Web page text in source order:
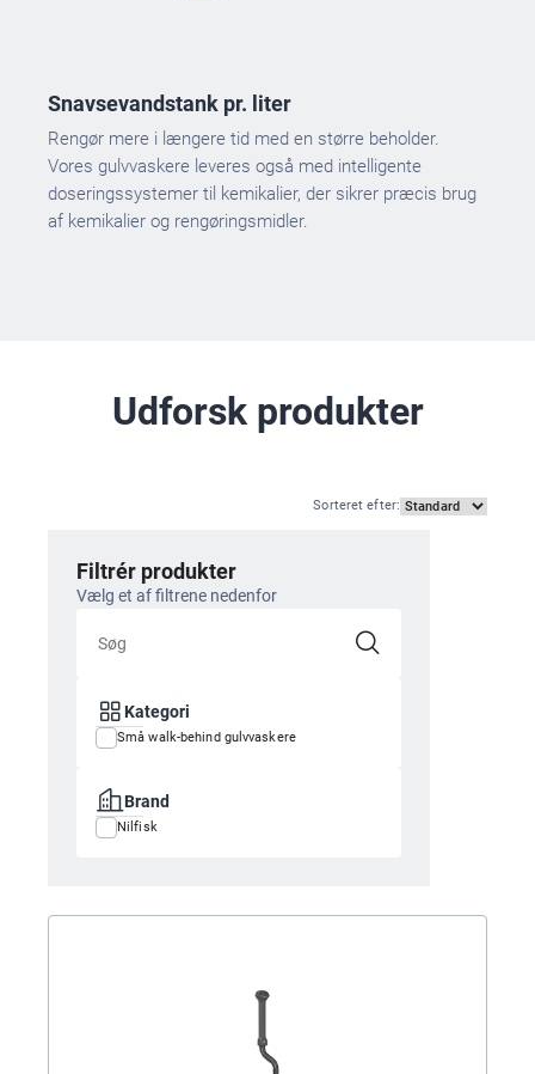
Snavsevandstank pr. liter
Rengør mere i længere tid med en større beholder.
Vores gulvvaskere leveres også med intelligente
doseringssystemer til kemikalier, der sikrer præcis brug
af kemikalier og rengøringsmidler.
Udforsk produkter
Sorteret efter:
Filtrér produkter
Vælg et af filtrene nedenfor
Kategori
Små walk-behind gulvvaskere
Brand
Nilfisk